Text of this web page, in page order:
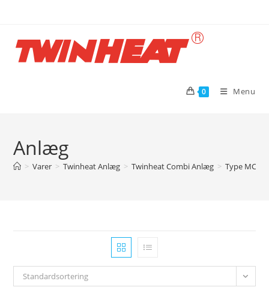
content
0 Menu
Anlæg
> Varer > Twinheat Anlæg > Twinheat Combi Anlæg > Type MCS
Standardsortering